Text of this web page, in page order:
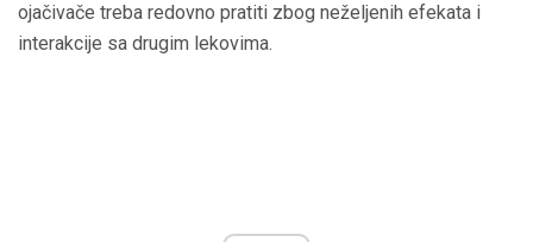
ojačivače treba redovno pratiti zbog neželjenih efekata i
interakcije sa drugim lekovima.